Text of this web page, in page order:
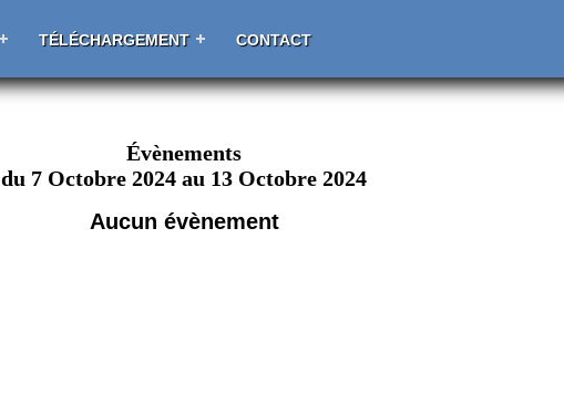
TÉLÉCHARGEMENT CONTACT
Évènements
du 7 Octobre 2024 au 13 Octobre 2024
Aucun évènement